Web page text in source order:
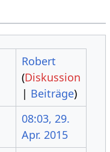
Robert
(Diskussion
| Beiträge)
08:03, 29.
Apr. 2015